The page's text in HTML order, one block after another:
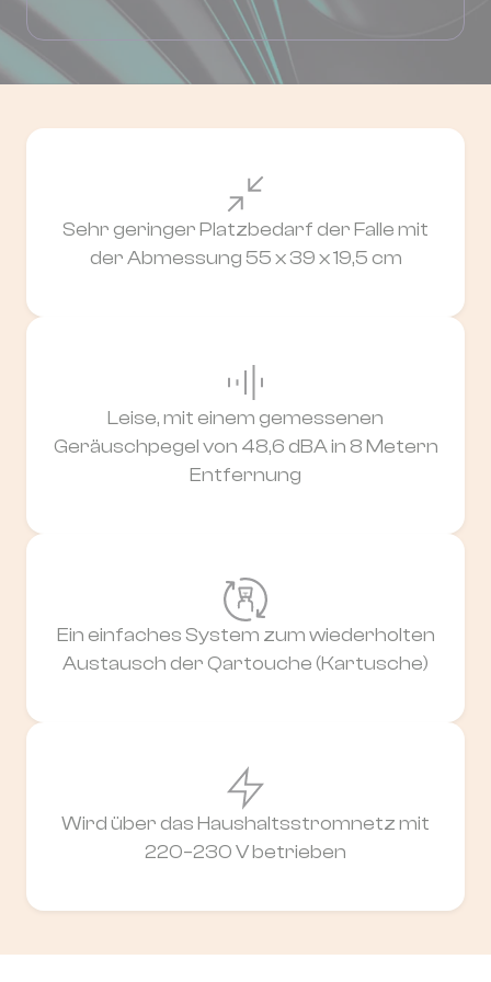
Sehr geringer Platzbedarf der Falle mit
der Abmessung 55 x 39 x 19,5 cm
Leise, mit einem gemessenen
Geräuschpegel von 48,6 dBA in 8 Metern
Entfernung
Ein einfaches System zum wiederholten
Austausch der Qartouche (Kartusche)
Wird über das Haushaltsstromnetz mit
220–230 V betrieben